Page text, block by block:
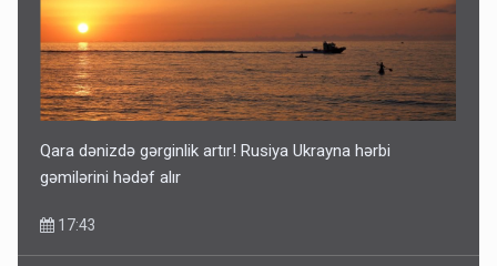
Qara dənizdə gərginlik artır! Rusiya Ukrayna hərbi
gəmilərini hədəf alır
17:43